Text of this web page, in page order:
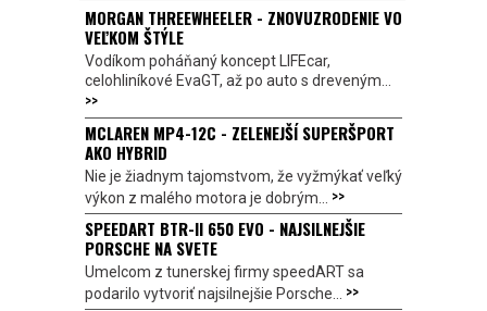
MORGAN THREEWHEELER - ZNOVUZRODENIE VO
VEĽKOM ŠTÝLE
Vodíkom poháňaný koncept LIFEcar,
celohliníkové EvaGT, až po auto s dreveným...
>>
MCLAREN MP4-12C - ZELENEJŠÍ SUPERŠPORT
AKO HYBRID
Nie je žiadnym tajomstvom, že vyžmýkať veľký
výkon z malého motora je dobrým... >>
SPEEDART BTR-II 650 EVO - NAJSILNEJŠIE
PORSCHE NA SVETE
Umelcom z tunerskej firmy speedART sa
podarilo vytvoriť najsilnejšie Porsche... >>